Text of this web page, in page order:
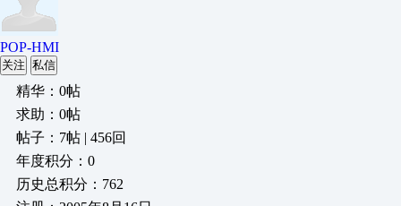
POP-HMI
关注 私信
精华：0帖
求助：0帖
帖子：7帖 | 456回
年度积分：0
历史总积分：762